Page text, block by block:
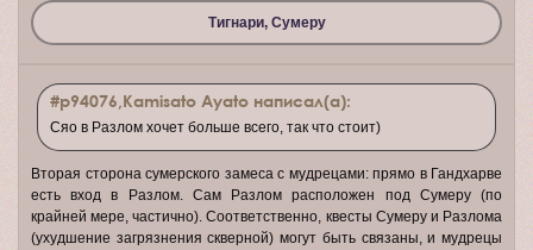
Тигнари, Сумеру
#p94076,Kamisato Ayato написал(а):
Сяо в Разлом хочет больше всего, так что стоит)
Вторая сторона сумерского замеса с мудрецами: прямо в Гандхарве
есть вход в Разлом. Сам Разлом расположен под Сумеру (по
крайней мере, частично). Соответственно, квесты Сумеру и Разлома
(ухудшение загрязнения скверной) могут быть связаны, и мудрецы